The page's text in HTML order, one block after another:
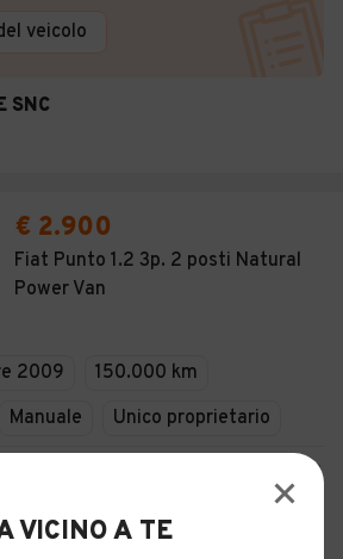
veicolo
SNC
€ 2.900
Fiat Punto 1.2 3p. 2 posti Natural
Power Van
2009
150.000 km
Manuale Unico proprietario
VICINO A TE